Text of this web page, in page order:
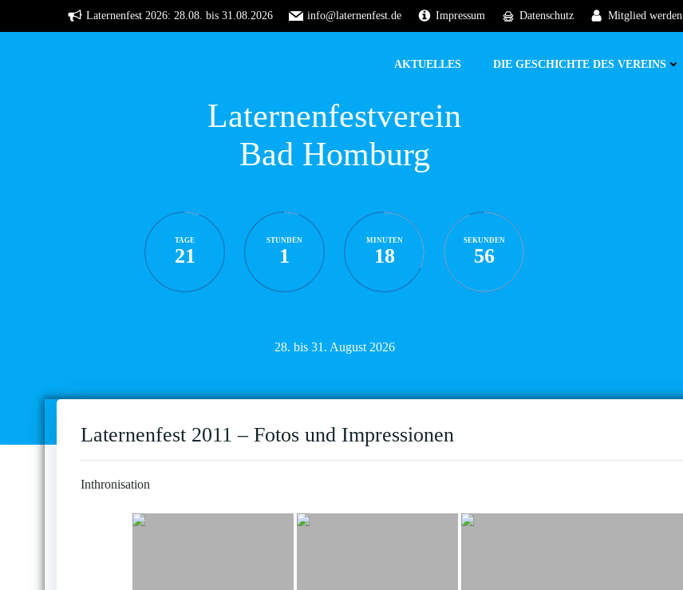
Laternenfest 2026: 28.08. bis 31.08.2026 info@laternenfest.de Impressum Datenschutz Mitglied werden
AKTUELLES DIE GESCHICHTE DES VEREINS
Laternenfestverein
Bad Homburg
TAGE
21
STUNDEN
1
MINUTEN
18
SEKUNDEN
55
28. bis 31. August 2026
Laternenfest 2011 – Fotos und Impressionen
Inthronisation